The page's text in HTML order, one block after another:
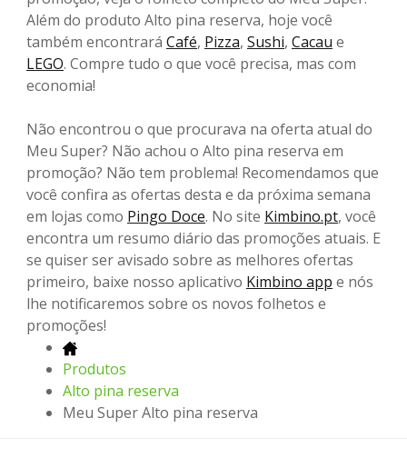
Além do produto Alto pina reserva, hoje você
também encontrará Café, Pizza, Sushi, Cacau e
LEGO. Compre tudo o que você precisa, mas com
economia!
Não encontrou o que procurava na oferta atual do
Meu Super? Não achou o Alto pina reserva em
promoção? Não tem problema! Recomendamos que
você confira as ofertas desta e da próxima semana
em lojas como Pingo Doce. No site Kimbino.pt, você
encontra um resumo diário das promoções atuais. E
se quiser ser avisado sobre as melhores ofertas
primeiro, baixe nosso aplicativo Kimbino app e nós
lhe notificaremos sobre os novos folhetos e
promoções!
Produtos
Alto pina reserva
Meu Super Alto pina reserva